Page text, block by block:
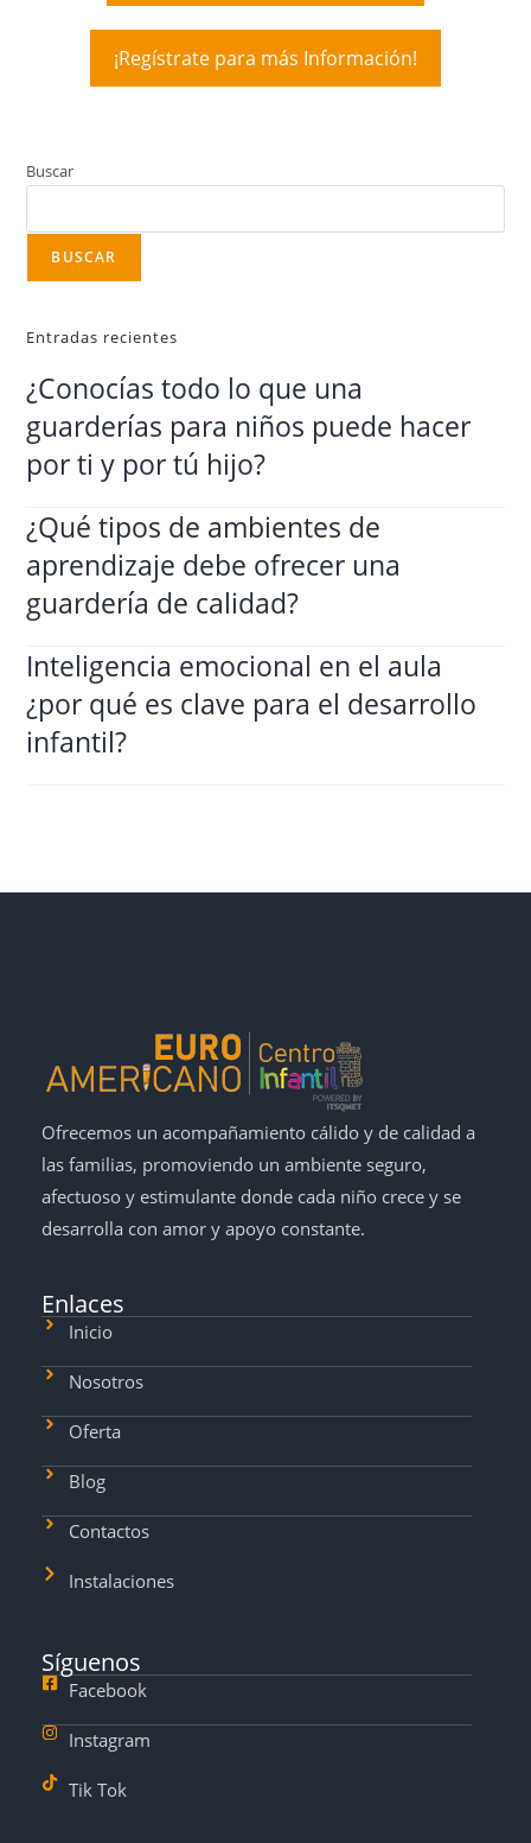
¡Regístrate para más Información!
Buscar
BUSCAR
Entradas recientes
¿Conocías todo lo que una
guarderías para niños puede hacer
por ti y por tú hijo?
¿Qué tipos de ambientes de
aprendizaje debe ofrecer una
guardería de calidad?
Inteligencia emocional en el aula
¿por qué es clave para el desarrollo
infantil?
Ofrecemos un acompañamiento cálido y de calidad a
las familias, promoviendo un ambiente seguro,
afectuoso y estimulante donde cada niño crece y se
desarrolla con amor y apoyo constante.
Enlaces
Inicio
Nosotros
Oferta
Blog
Contactos
Instalaciones
Síguenos
Facebook
Instagram
Tik Tok